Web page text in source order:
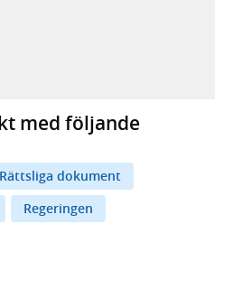
i ny flik, extern webbplats,
extern webbplats,
ny flik, extern webbplats,
e-postklient,
med följande
Rättsliga dokument
Regeringen